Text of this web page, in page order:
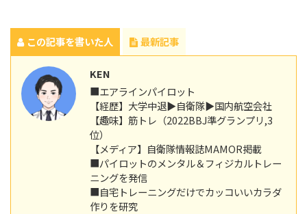
この記事を書いた人 最新記事
KEN
■エアラインパイロット
【経歴】大学中退▶︎自衛隊▶︎国内航空会社
【趣味】筋トレ（2022BBJ準グランプリ,3
位）
【メディア】自衛隊情報誌MAMOR掲載
■パイロットのメンタル＆フィジカルトレー
ニングを発信
■自宅トレーニングだけでカッコいいカラダ
作りを研究